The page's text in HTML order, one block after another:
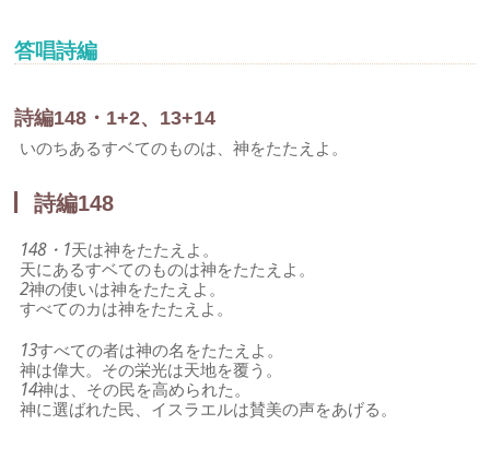
答唱詩編
詩編148・1+2、13+14
いのちあるすベてのものは、神をたたえよ。
詩編148
148・1天は神をたたえよ。
天にあるすベてのものは神をたたえよ。
2神の使いは神をたたえよ。
すべてのカは神をたたえよ。
13すべての者は神の名をたたえよ。
神は偉大。その栄光は天地を覆う。
14神は、その民を高められた。
神に選ばれた民、イスラエルは賛美の声をあげる。